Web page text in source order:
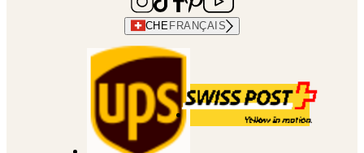
CHE FRANÇAIS